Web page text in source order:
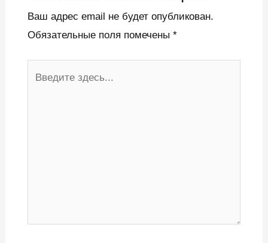
Ваш адрес email не будет опубликован.
Обязательные поля помечены *